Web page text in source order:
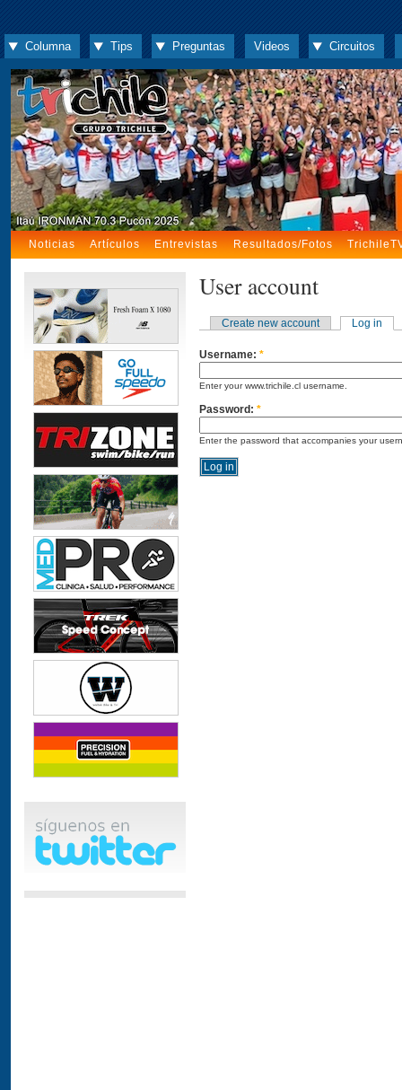
Columna Tips Preguntas Videos Circuitos
Noticias Artículos Entrevistas Resultados/Fotos
User account
Create new account Log in
Username: *
Enter your www.trichile.cl username.
Password: *
Enter the password that accompanies your